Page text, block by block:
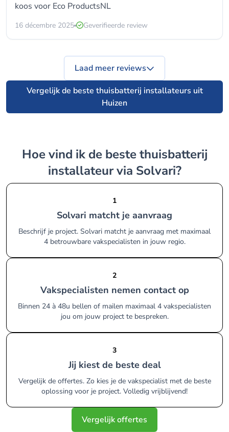
koos voor Eco ProductsNL
16 décembre 2025 Geverifieerde review
Vergelijk de beste thuisbatterij installateurs uit
Huizen
Laad meer reviews
Hoe vind ik de beste thuisbatterij
installateur via Solvari?
1
Solvari matcht je aanvraag
Beschrijf je project. Solvari matcht je aanvraag met maximaal
4 betrouwbare vakspecialisten in jouw regio.
2
Vakspecialisten nemen contact op
Binnen 24 à 48u bellen of mailen maximaal 4 vakspecialisten
jou om jouw project te bespreken.
3
Jij kiest de beste deal
Vergelijk de offertes. Zo kies je de vakspecialist met de beste
oplossing voor je project. Volledig vrijblijvend!
Vergelijk offertes